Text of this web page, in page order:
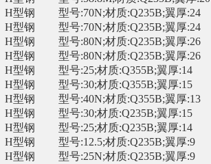
H型钢
型号:70N;材质:Q235B;翼厚:24
H型钢
型号:70N;材质:Q235B;翼厚:24
H型钢
型号:80N;材质:Q235B;翼厚:26
H型钢
型号:80N;材质:Q235B;翼厚:26
H型钢
型号:25;材质:Q355B;翼厚:14
H型钢
型号:30;材质:Q355B;翼厚:15
H型钢
型号:40N;材质:Q355B;翼厚:13
H型钢
型号:30;材质:Q235B;翼厚:15
H型钢
型号:25;材质:Q235B;翼厚:14
H型钢
型号:12.5;材质:Q235B;翼厚:9
H型钢
型号:25N;材质:Q235B;翼厚:9